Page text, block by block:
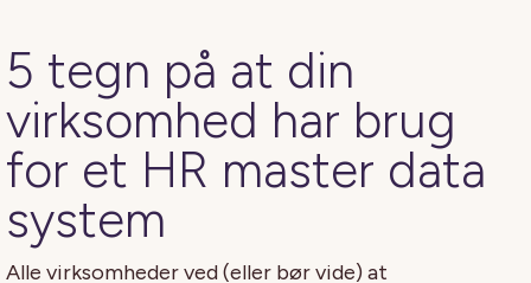
5 tegn på at din
virksomhed har brug
for et HR master data
system
Alle virksomheder ved (eller bør vide) at